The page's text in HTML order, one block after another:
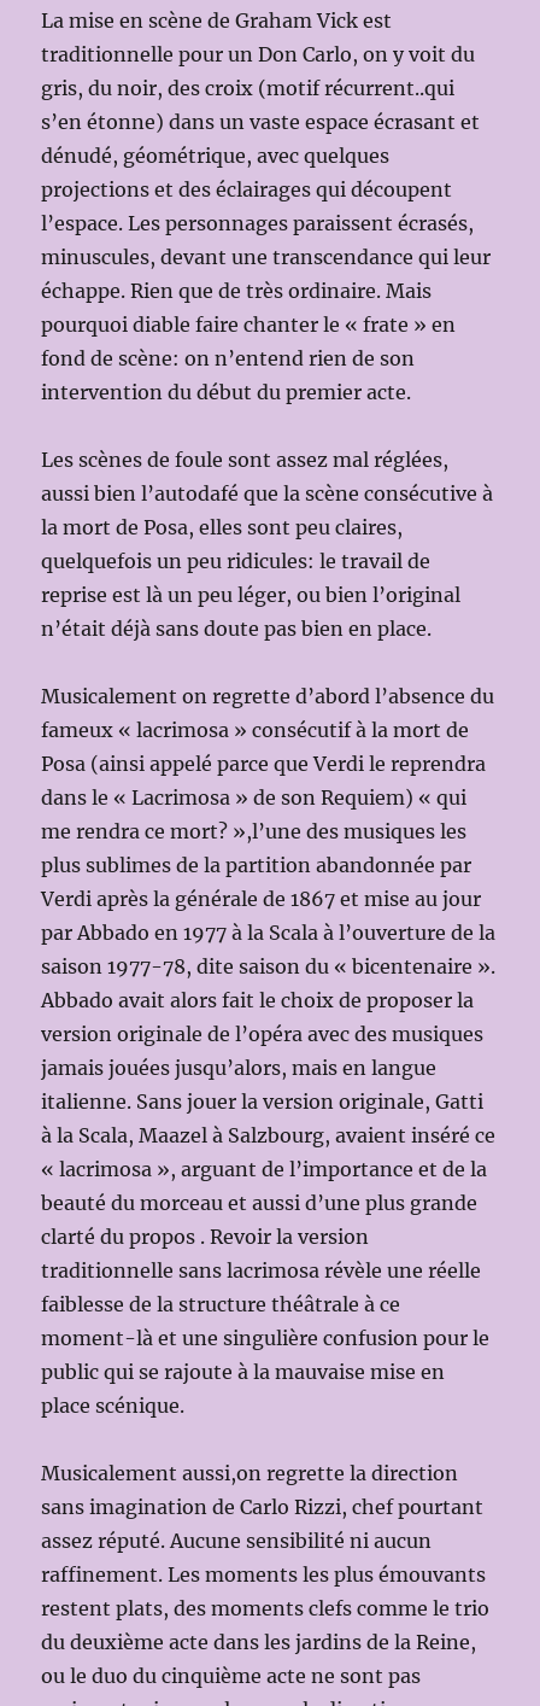
La mise en scène de Graham Vick est
traditionnelle pour un Don Carlo, on y voit du
gris, du noir, des croix (motif récurrent..qui
s’en étonne) dans un vaste espace écrasant et
dénudé, géométrique, avec quelques
projections et des éclairages qui découpent
l’espace. Les personnages paraissent écrasés,
minuscules, devant une transcendance qui leur
échappe. Rien que de très ordinaire. Mais
pourquoi diable faire chanter le « frate » en
fond de scène: on n’entend rien de son
intervention du début du premier acte.
Les scènes de foule sont assez mal réglées,
aussi bien l’autodafé que la scène consécutive à
la mort de Posa, elles sont peu claires,
quelquefois un peu ridicules: le travail de
reprise est là un peu léger, ou bien l’original
n’était déjà sans doute pas bien en place.
Musicalement on regrette d’abord l’absence du
fameux « lacrimosa » consécutif à la mort de
Posa (ainsi appelé parce que Verdi le reprendra
dans le « Lacrimosa » de son Requiem) « qui
me rendra ce mort? »,l’une des musiques les
plus sublimes de la partition abandonnée par
Verdi après la générale de 1867 et mise au jour
par Abbado en 1977 à la Scala à l’ouverture de la
saison 1977-78, dite saison du « bicentenaire ».
Abbado avait alors fait le choix de proposer la
version originale de l’opéra avec des musiques
jamais jouées jusqu’alors, mais en langue
italienne. Sans jouer la version originale, Gatti
à la Scala, Maazel à Salzbourg, avaient inséré ce
« lacrimosa », arguant de l’importance et de la
beauté du morceau et aussi d’une plus grande
clarté du propos . Revoir la version
traditionnelle sans lacrimosa révèle une réelle
faiblesse de la structure théâtrale à ce
moment-là et une singulière confusion pour le
public qui se rajoute à la mauvaise mise en
place scénique.
Musicalement aussi,on regrette la direction
sans imagination de Carlo Rizzi, chef pourtant
assez réputé. Aucune sensibilité ni aucun
raffinement. Les moments les plus émouvants
restent plats, des moments clefs comme le trio
du deuxième acte dans les jardins de la Reine,
ou le duo du cinquième acte ne sont pas